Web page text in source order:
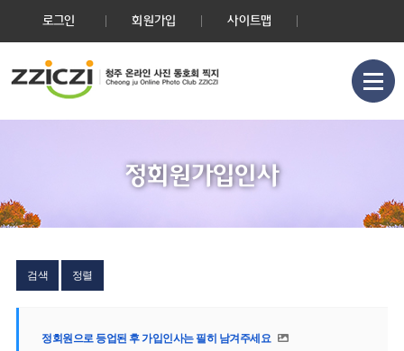
로그인 회원가입 사이트맵
정회원가입인사
검색 정렬
정회원으로 등업된 후 가입인사는 필히 남겨주세요